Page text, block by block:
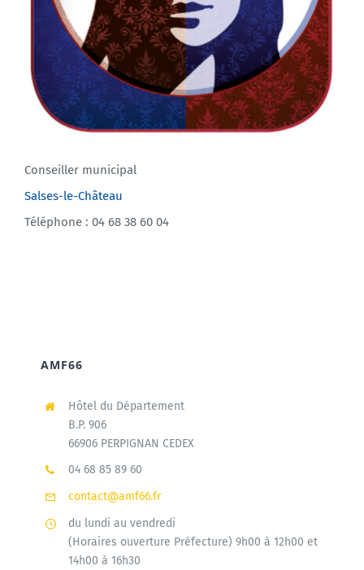
Conseiller municipal
Salses-le-Château
Téléphone : 04 68 38 60 04
AMF66
Hôtel du Département
B.P. 906
66906 PERPIGNAN CEDEX
04 68 85 89 60
contact@amf66.fr
du lundi au vendredi
(Horaires ouverture Préfecture) 9h00 à 12h00 et
14h00 à 16h30